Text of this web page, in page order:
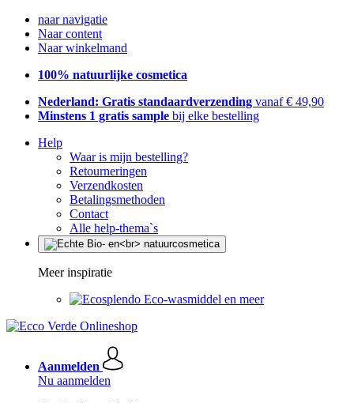
naar navigatie
Naar content
Naar winkelmand
100% natuurlijke cosmetica
Nederland: Gratis standaardverzending vanaf € 49,90
Minstens 1 gratis sample bij elke bestelling
Help
Waar is mijn bestelling?
Retourneringen
Verzendkosten
Betalingsmethoden
Contact
Alle help-thema`s
Meer inspiratie
Eco-wasmiddel en meer
Aanmelden
Nu aanmelden